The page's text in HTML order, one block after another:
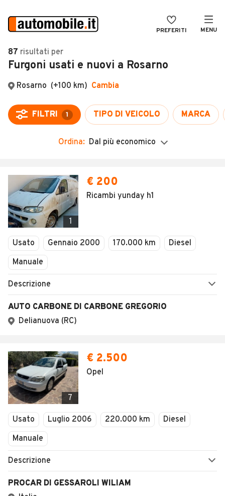
PREFERITI MENU
Auto
Auto usate
Auto Km 0
Auto Nuove
Noleggio a lungo termine
Moto
Camper
Veicoli Commerciali
Concessionari
VENDI
MAGAZINE
ACCEDI
87 risultati per
Furgoni usati e nuovi a Rosarno
Rosarno (+100 km) Cambia
FILTRI 1 TIPO DI VEICOLO MARCA
Ordina: Dal più economico